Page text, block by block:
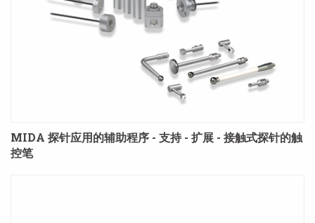
MIDA 探针应用的辅助程序 - 支持 - 扩展 - 接触式探针的触
控笔